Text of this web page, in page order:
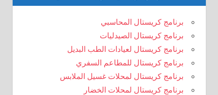
برنامج كريستال المحاسبي
برنامج كريستال الصيدليات
برنامج كريستال لعيادات الطب البديل
برنامج كريستال للمطاعم السفري
برنامج كريستال لمحلات غسيل الملابس
برنامج كريستال لمحلات الخضار